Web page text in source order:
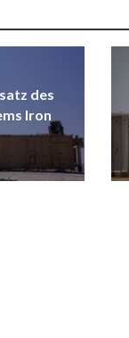
des
Iron